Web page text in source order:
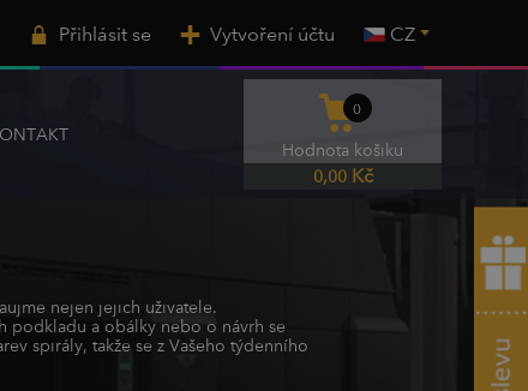
Přihlásit se Vytvoření účtu CZ
Hodnota košiku
0
0,00Kč
nejen jejich uživatele.
podkladu a obálky nebo o návrh se
spirály, takže se z Vašeho týdenního